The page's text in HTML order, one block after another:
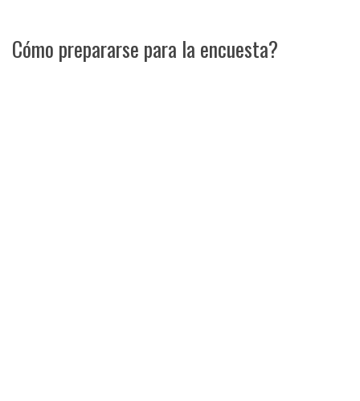
Cómo prepararse para la encuesta?